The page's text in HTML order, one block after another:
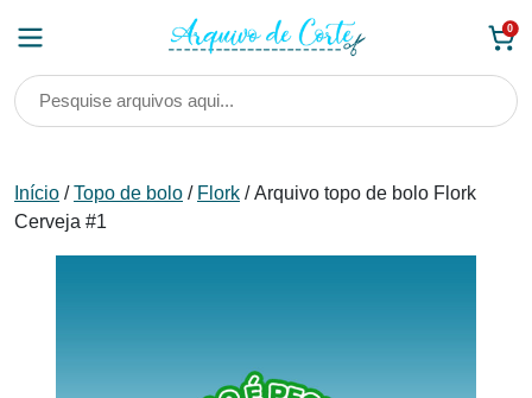
0
Início /Topo de bolo / Flork / Arquivo topo de bolo Flork
Cerveja #1